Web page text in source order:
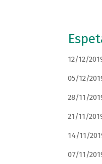
12/12/
05/12/
28/11/
21/11/
14/11/
07/11/